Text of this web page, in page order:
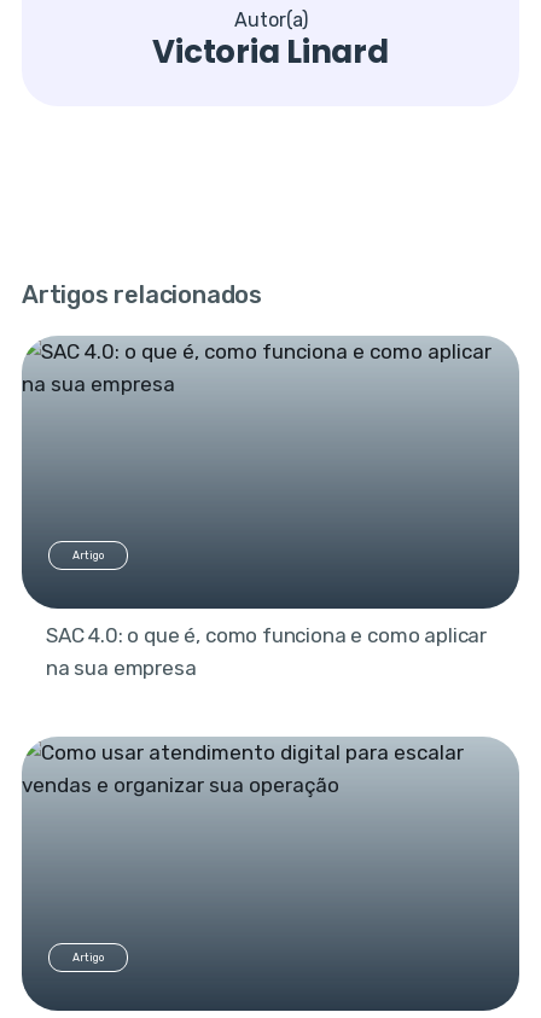
Autor(a)
Victoria Linard
Artigos relacionados
Artigo
SAC 4.0: o que é, como funciona e como aplicar
na sua empresa
Artigo